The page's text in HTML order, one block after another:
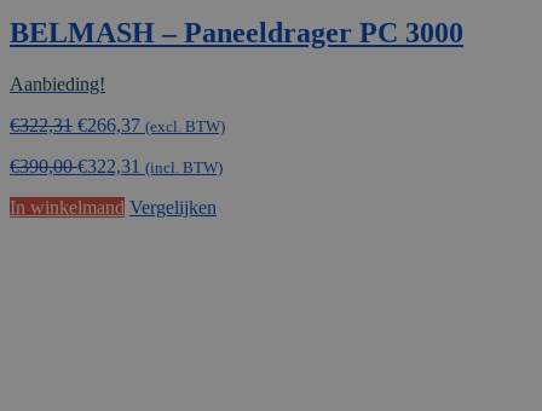
BELMASH – Paneeldrager PC 3000
Aanbieding!
€322,31 Oorspronkelijke
was:
€266,37Huidige
is:
(excl. BTW)
€390,00€322,31 (incl. BTW)
In winkelmand Vergelijken